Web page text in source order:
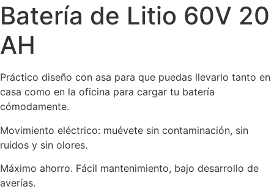
Batería de Litio 60V 20
AH
Práctico diseño con asa para que puedas llevarlo tanto en
casa como en la oficina para cargar tu batería
cómodamente.
Movimiento eléctrico: muévete sin contaminación, sin
ruidos y sin olores.
Máximo ahorro. Fácil mantenimiento, bajo desarrollo de
averías.